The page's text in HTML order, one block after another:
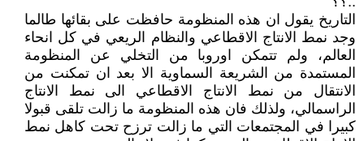
التاريخ يقول ان هذه المنظومة حافظت على بقائها طالما
وجد نمط الانتاج الاقطاعي والنظام الريعي في كل انحاء
العالم، ولم تتمكن اوروبا من التخلي عن المنظومة
المستمدة من الشريعة السماوية الا بعد ان تمكنت من
الانتقال من نمط الانتاج الاقطاعي الى نمط الانتاج
الراسمالي، ولذلك فان هذه المنظومة ما زالت تلقى قبولا
كبيرا في المجتمعات التي ما زالت ترزح تحت كاهل نمط